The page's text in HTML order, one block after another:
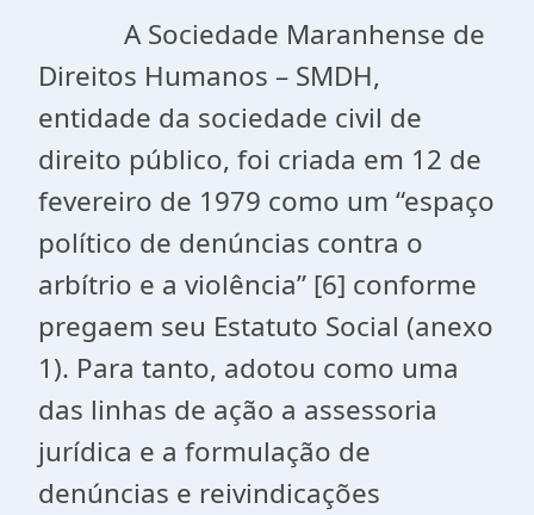
A Sociedade Maranhense de
Direitos Humanos – SMDH,
entidade da sociedade civil de
direito público, foi criada em 12 de
fevereiro de 1979 como um “espaço
político de denúncias contra o
arbítrio e a violência” [6] conforme
pregaem seu Estatuto Social (anexo
1). Para tanto, adotou como uma
das linhas de ação a assessoria
jurídica e a formulação de
denúncias e reivindicações